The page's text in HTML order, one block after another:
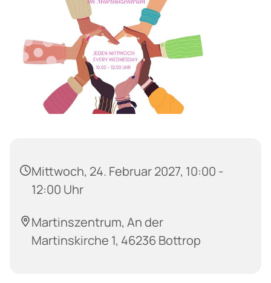
Mittwoch, 24. Februar 2027, 10:00 -
12:00 Uhr
Martinszentrum, An der
Martinskirche 1, 46236 Bottrop